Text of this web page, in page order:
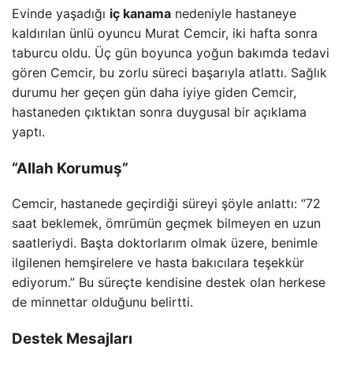
Evinde yaşadığı iç kanama nedeniyle hastaneye
kaldırılan ünlü oyuncu Murat Cemcir, iki hafta sonra
taburcu oldu. Üç gün boyunca yoğun bakımda tedavi
gören Cemcir, bu zorlu süreci başarıyla atlattı. Sağlık
durumu her geçen gün daha iyiye giden Cemcir,
hastaneden çıktıktan sonra duygusal bir açıklama
yaptı.
“Allah Korumuş”
Cemcir, hastanede geçirdiği süreyi şöyle anlattı: “72
saat beklemek, ömrümün geçmek bilmeyen en uzun
saatleriydi. Başta doktorlarım olmak üzere, benimle
ilgilenen hemşirelere ve hasta bakıcılara teşekkür
ediyorum.” Bu süreçte kendisine destek olan herkese
de minnettar olduğunu belirtti.
Destek Mesajları